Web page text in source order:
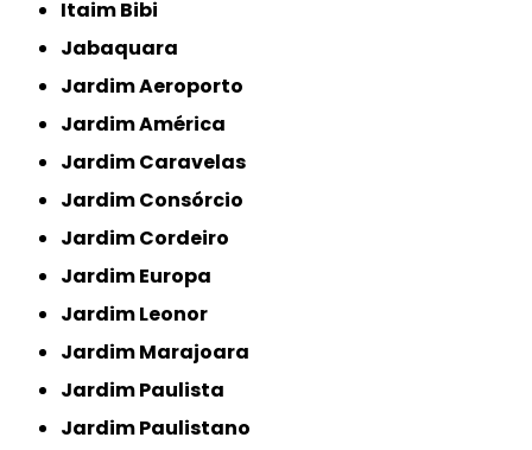
Itaim Bibi
Jabaquara
Jardim Aeroporto
Jardim América
Jardim Caravelas
Jardim Consórcio
Jardim Cordeiro
Jardim Europa
Jardim Leonor
Jardim Marajoara
Jardim Paulista
Jardim Paulistano